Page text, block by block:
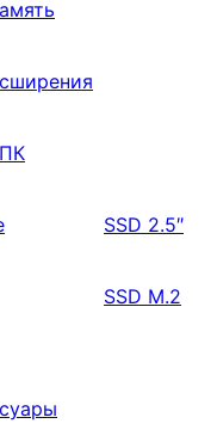
SSD 2.5″
SSD M.2